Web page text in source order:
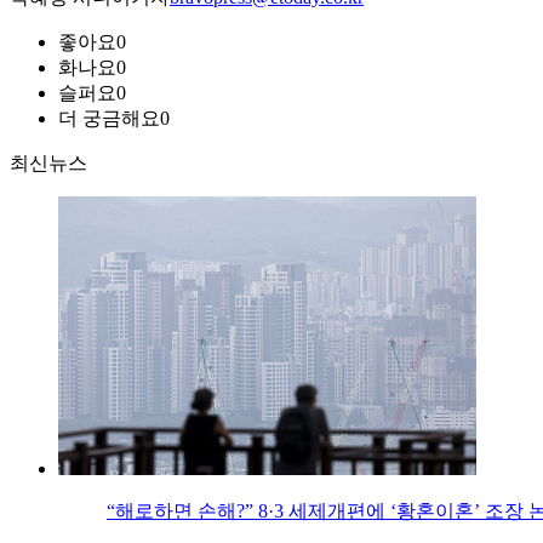
좋아요0
화나요0
슬퍼요0
더 궁금해요0
최신뉴스
“해로하면 손해?” 8·3 세제개편에 ‘황혼이혼’ 조장